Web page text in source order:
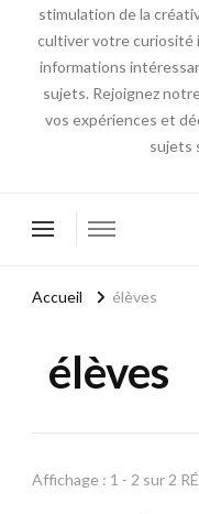
stimulation de la
cultiver votre curiosité
informations
sujets. Rejoignez
vos expériences et
sujets
Accueil élèves
élèves
Affichage : 1 - 2 sur 2